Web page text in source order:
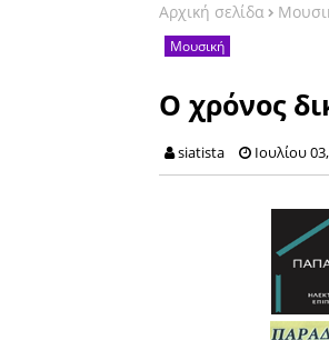
Αρχική σελίδα
Μουσική
Ο χρόνος
siatista Ιουλίου